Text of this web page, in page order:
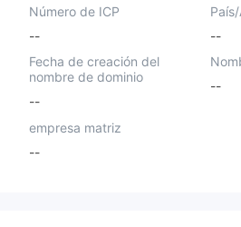
Número de ICP
--
--
Fecha de creación del
nombre de dominio
--
--
empresa matriz
--